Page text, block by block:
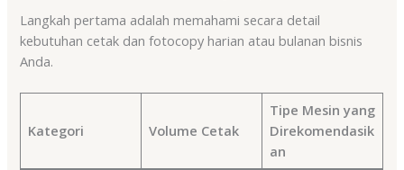
Langkah pertama adalah memahami secara detail
kebutuhan cetak dan fotocopy harian atau bulanan bisnis
Anda.
Kategori Volume Cetak
Tipe Mesin yang
Direkomendasik
an